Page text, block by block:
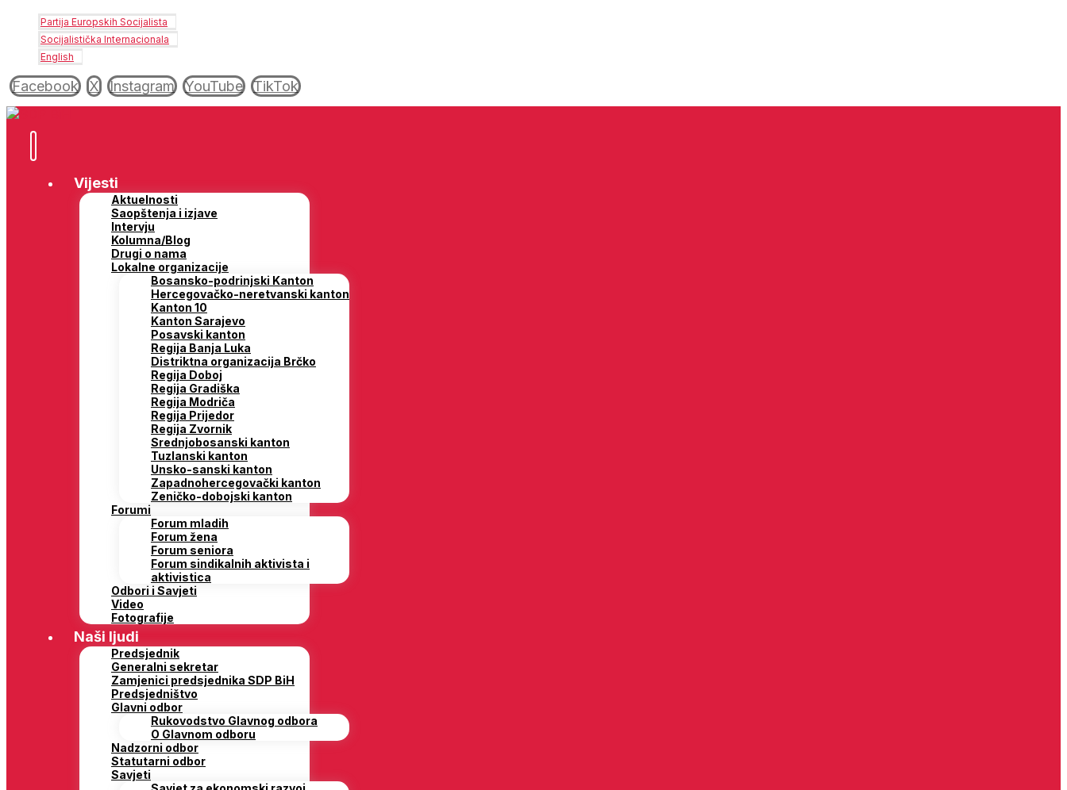
Partija Europskih Socijalista
Socijalistička Internacionala
English
Facebook X Instagram YouTube TikTok
Vijesti
Aktuelnosti
Saopštenja i izjave
Intervju
Kolumna/Blog
Drugi o nama
Lokalne organizacije
Bosansko-podrinjski Kanton
Hercegovačko-neretvanski kanton
Kanton 10
Kanton Sarajevo
Posavski kanton
Regija Banja Luka
Distriktna organizacija Brčko
Regija Doboj
Regija Gradiška
Regija Modriča
Regija Prijedor
Regija Zvornik
Srednjobosanski kanton
Tuzlanski kanton
Unsko-sanski kanton
Zapadnohercegovački kanton
Zeničko-dobojski kanton
Forumi
Forum mladih
Forum žena
Forum seniora
Forum sindikalnih aktivista i
aktivistica
Odbori i Savjeti
Video
Fotografije
Naši ljudi
Predsjednik
Generalni sekretar
Zamjenici predsjednika SDP BiH
Predsjedništvo
Glavni odbor
Rukovodstvo Glavnog odbora
O Glavnom odboru
Nadzorni odbor
Statutarni odbor
Savjeti